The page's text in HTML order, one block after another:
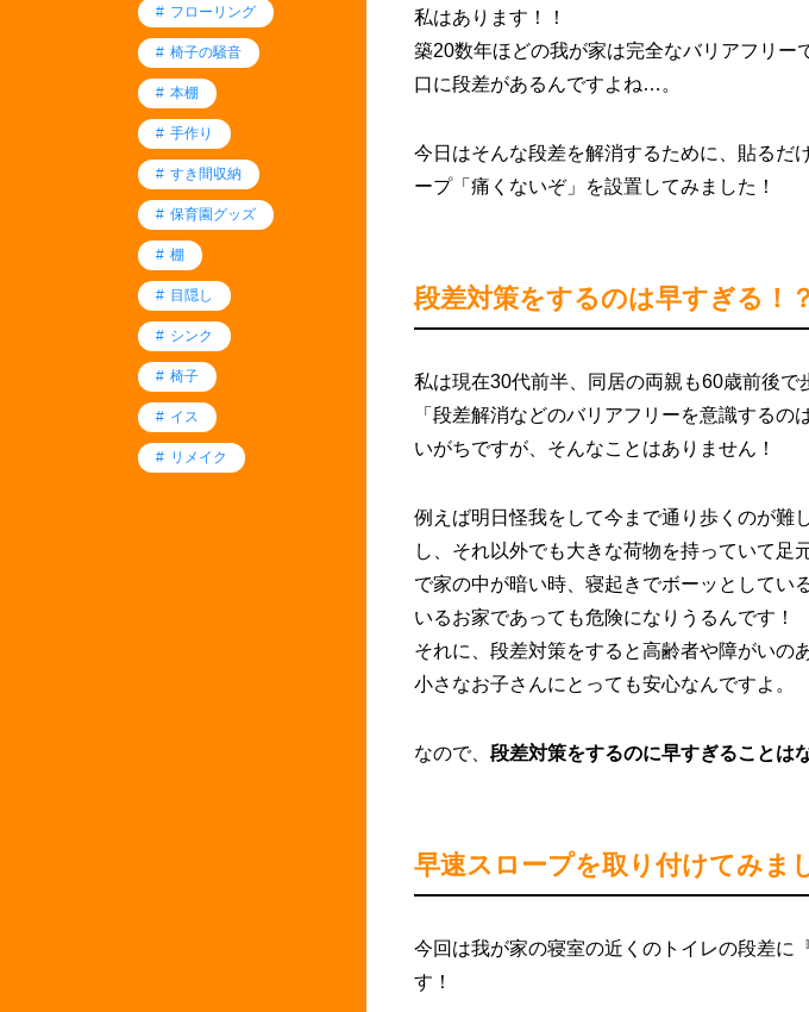
私はあります！！
築20数年ほどの我が家は完全なバリアフリー
口に段差があるんですよね…。
今日はそんな段差を解消するために、貼るだ
ープ「痛くないぞ」を設置してみました！
段差対策をするのは早すぎる！？
私は現在30代前半、同居の両親も60歳前後で
「段差解消などのバリアフリーを意識するの
いがちですが、そんなことはありません！
例えば明日怪我をして今まで通り歩くのが難
し、それ以外でも大きな荷物を持っていて足
で家の中が暗い時、寝起きでボーッとしてい
いるお家であっても危険になりうるんです！
それに、段差対策をすると高齢者や障がいの
小さなお子さんにとっても安心なんですよ。
なので、 段差対策をするのに早すぎることは
早速スロープを取り付けてみま
今回は我が家の寝室の近くのトイレの段差に
す！
フローリング
椅子の騒音
本棚
手作り
すき間収納
保育園グッズ
棚
目隠し
シンク
椅子
イス
リメイク